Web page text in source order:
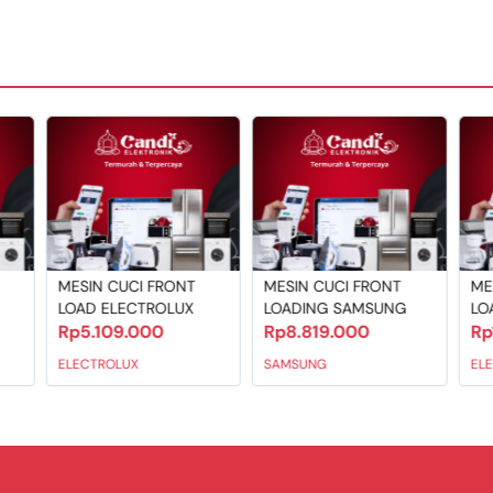
ThinQ App (download required)
x 950
MESIN CUCI FRONT
LOAD ELECTROLUX
Rp5.109.000
ELECTROLUX
MESIN CUCI FRONT
LOADING SAMSUNG
Rp8.819.000
SAMSUNG